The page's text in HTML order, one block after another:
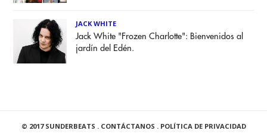
JACK WHITE
Jack White "Frozen Charlotte": Bienvenidos al
jardín del Edén.
© 2017 SUNDERBEATS . CONTÁCTANOS . POLÍTICA DE PRIVACIDAD